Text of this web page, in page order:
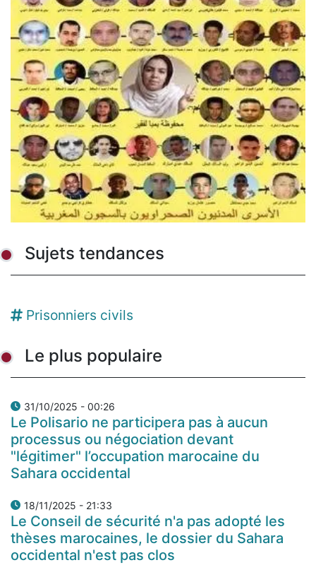
Sujets tendances
Prisonniers civils
Le plus populaire
31/10/2025 - 00:26
Le Polisario ne participera pas à aucun
processus ou négociation devant
"légitimer" l’occupation marocaine du
Sahara occidental
18/11/2025 - 21:33
Le Conseil de sécurité n'a pas adopté les
thèses marocaines, le dossier du Sahara
occidental n'est pas clos